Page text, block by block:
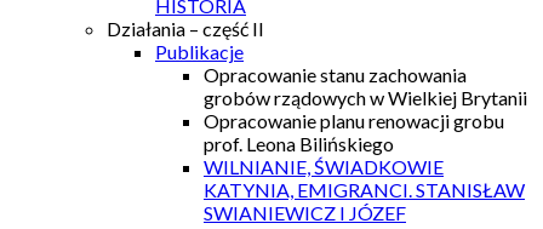
HISTORIA
Działania – część II
Publikacje
Opracowanie stanu zachowania
grobów rządowych w Wielkiej Brytanii
Opracowanie planu renowacji grobu
prof. Leona Bilińskiego
WILNIANIE, ŚWIADKOWIE
KATYNIA, EMIGRANCI. STANISŁAW
SWIANIEWICZ I JÓZEF